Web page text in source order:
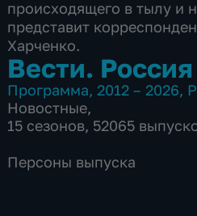
происходящего в тылу и
представит
Харченко.
Вести.
Программа, 2012 – 2026,
Новостные,
15 сезонов, 52065
Персоны выпуска